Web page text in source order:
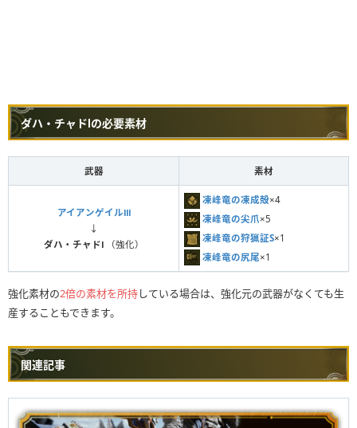
ダハ・チャドⅠの必要素材
武器 素材
アイアンゲイルⅢ
↓
ダハ・チャドⅠ（強化）
凍峰竜の凍成殻×4
凍峰竜の尖爪×5
凍峰竜の狩猟証S×1
凍峰竜の尻尾×1
強化素材の2倍の素材を所持している場合は、強化元の武器がなくても生
産することもできます。
関連記事